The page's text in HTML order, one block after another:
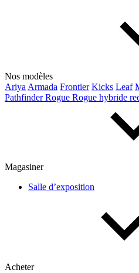
Nos modèles
Ariya Armada Frontier Kicks Leaf
PathfinderRogue Rogue hybride
Magasiner
Salle d’exposition
Acheter